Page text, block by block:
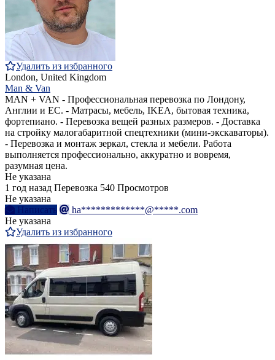
Удалить из избранного
London, United Kingdom
Man & Van
MAN + VAN - Профессиональная перевозка по Лондону,
Англии и ЕС. - Матрасы, мебель, IKEA, бытовая техника,
фортепиано. - Перевозка вещей разных размеров. - Доставка
на стройку малогабаритной спецтехники (мини-экскаваторы).
- Перевозка и монтаж зеркал, стекла и мебели. Работа
выполняется профессионально, аккуратно и вовремя,
разумная цена.
Не указана
1 год назад Перевозка 540 Просмотров
Не указана
Написать
ha*************@*****.com
Не указана
Удалить из избранного